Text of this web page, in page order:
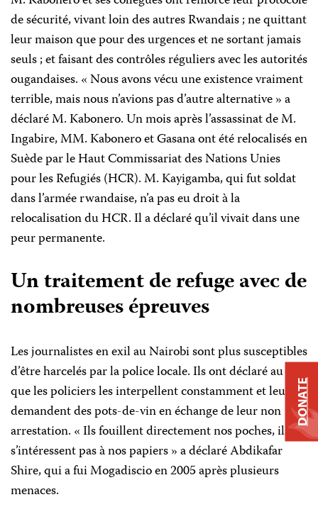
de sécurité, vivant loin des autres Rwandais ; ne quittant
leur maison que pour des urgences et ne sortant jamais
seuls ; et faisant des contrôles réguliers avec les autorités
ougandaises. « Nous avons vécu une existence vraiment
terrible, mais nous n’avions pas d’autre alternative » a
déclaré M. Kabonero. Un mois après l’assassinat de M.
Ingabire, MM. Kabonero et Gasana ont été relocalisés en
Suède par le Haut Commissariat des Nations Unies
pour les Refugiés (HCR). M. Kayigamba, qui fut soldat
dans l’armée rwandaise, n’a pas eu droit à la
relocalisation du HCR. Il a déclaré qu’il vivait dans une
peur permanente.
Un traitement de refuge avec de
nombreuses épreuves
Les journalistes en exil au Nairobi sont plus susceptibles
d’être harcelés par la police locale. Ils ont déclaré au CPJ
que les policiers les interpellent constamment et leur
demandent des pots-de-vin en échange de leur non
arrestation. « Ils fouillent directement nos poches, ils ne
s’intéressent pas à nos papiers » a déclaré Abdikafar
Shire, qui a fui Mogadiscio en 2005 après plusieurs
menaces.
DONATE